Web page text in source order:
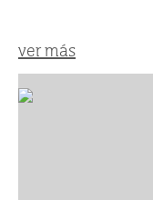
ver más